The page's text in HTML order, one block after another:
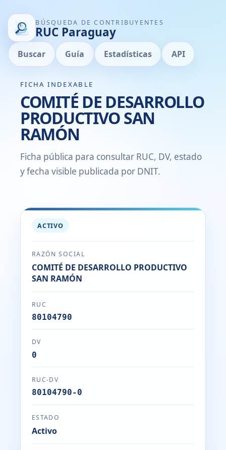
BÚSQUEDA DE CONTRIBUYENTES
RUC Paraguay
Buscar Guía Estadísticas API
FICHA INDEXABLE
COMITÉ DE DESARROLLO
PRODUCTIVO SAN
RAMÓN
Ficha pública para consultar RUC, DV, estado
y fecha visible publicada por DNIT.
ACTIVO
RAZÓN SOCIAL
COMITÉ DE DESARROLLO PRODUCTIVO
SAN RAMÓN
RUC
80104790
DV
0
RUC-DV
80104790-0
ESTADO
Activo